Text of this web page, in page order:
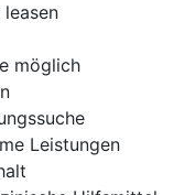
möglich
Leistungen